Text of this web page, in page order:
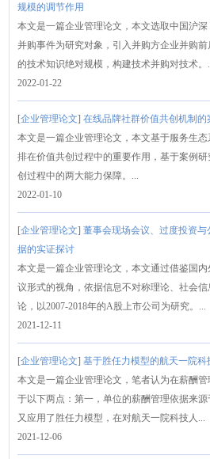
规模的调节作用
本文是一篇企业管理论文，本文选取中国沪深
并购事件为研究对象，引入并购方企业并购
的技术知识绝对规模，构建技术并购对技术。...
2022-01-22
[企业管理论文]在线品牌社群价值共创机制的
本文是一篇企业管理论文，本文基于服务生
排在价值共创过程中的重要作用，基于案例
创过程中的两大能力保障。...
2022-01-10
[企业管理论文]董事会现场会议、过度投资
据的实证探讨
本文是一篇企业管理论文，本文通过借鉴国
议形式的视角，依据信息不对称理论、社会
论，以2007-2018年的A股上市公司为研究。...
2021-12-11
[企业管理论文]基于胜任力模型的航天一院
本文是一篇企业管理论文，笔者认为在薪酬
于以下两点：第一，单位的薪酬管理依据来
又应用了胜任力模型，在对航天一院科技人...
2021-12-06